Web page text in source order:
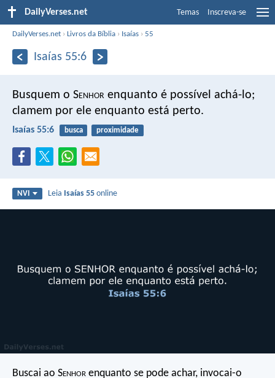
DailyVerses.net Temas Inscreva-se
DailyVerses.net ›Livros da Bíblia › Isaías ›55
Isaías 55:6
Busquem o Senhor enquanto é possível achá-lo;
clamem por ele enquanto está perto.
Isaías 55:6 busca proximidade
NVI Leia Isaías 55 online
Buscai ao Senhor enquanto se pode achar, invocai-o